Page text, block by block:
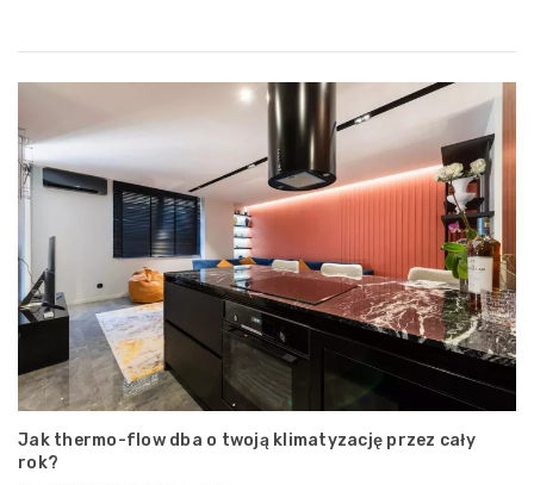
Jak thermo-flow dba o twoją klimatyzację przez cały
rok?